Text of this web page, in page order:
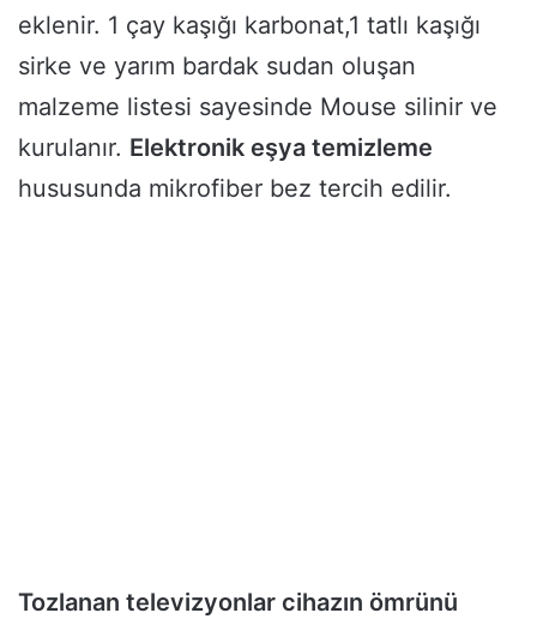
eklenir. 1 çay kaşığı karbonat,1 tatlı kaşığı
sirke ve yarım bardak sudan oluşan
malzeme listesi sayesinde Mouse silinir ve
kurulanır. Elektronik eşya temizleme
hususunda mikrofiber bez tercih edilir.
Tozlanan televizyonlar cihazın ömrünü